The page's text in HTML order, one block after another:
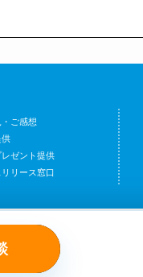
ご感想
供
ゼント提供
リース窓口